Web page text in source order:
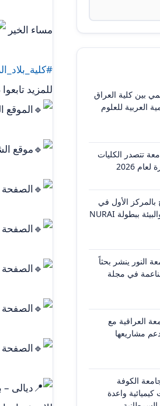
مساء الخير
للمزيد
الموقع
موقع
الصفحة
الصفحة
الصفحة
الصفحة
ديالى
بين كلية العراق
العربية للعلوم
تتصدر الكليات
2026
بالمركز الأول في
مساري التعليم والبيئة ببطولة NURAI
النور ينشر بحثاً
في مجلة
العراقية مع
مشاريعها
الكوفة
واعدة